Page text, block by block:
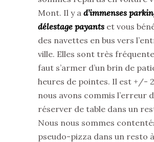
Mont. Il y a d’immenses
délestage payants et vous
des navettes en bus vers
ville. Elles sont très
faut s’armer d’un brin de
heures de pointes. Il est +/-
nous avons commis l’erreur
réserver de table dans un
Nous nous sommes
pseudo-pizza dans un resto à